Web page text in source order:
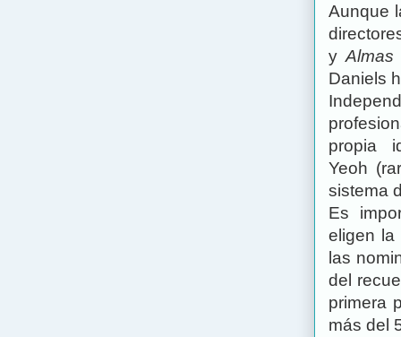
Aunque
y
Daniels
propia
Yeoh
sistema
Es
eligen la
las
del
primera
más del